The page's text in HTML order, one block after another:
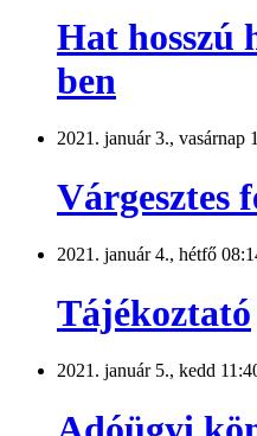
Hat hosszú
ben
2021. január 3., vasárnap
Várgesztes
2021. január 4., hétfő
Tájékoztató
2021. január 5., kedd